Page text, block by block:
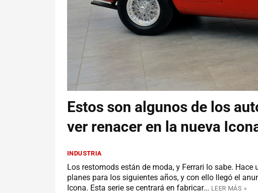
Estos son algunos de los
ver renacer en la nueva
INDUSTRIA
Los restomods están de moda, y Ferrari lo sabe.
planes para los siguientes años, y con ello llegó el
Icona. Esta serie se centrará en fabricar... LEER MÁS »